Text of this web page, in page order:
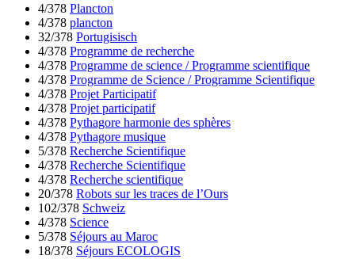
4/378 Plancton
4/378 plancton
32/378 Portugisisch
4/378 Programme de recherche
4/378 Programme de science / Programme scientifique
4/378 Programme de Science / Programme Scientifique
4/378 Projet Participatif
4/378 Projet participatif
4/378 Pythagore harmonie des sphères
4/378 Pythagore musique
5/378 Recherche Scientifique
4/378 Recherche Scientifique
4/378 Recherche scientifique
20/378 Robots sur les traces de l’Ours
102/378 Schweiz
4/378 Science
5/378 Séjours au Maroc
18/378 Séjours ECOLOGIS